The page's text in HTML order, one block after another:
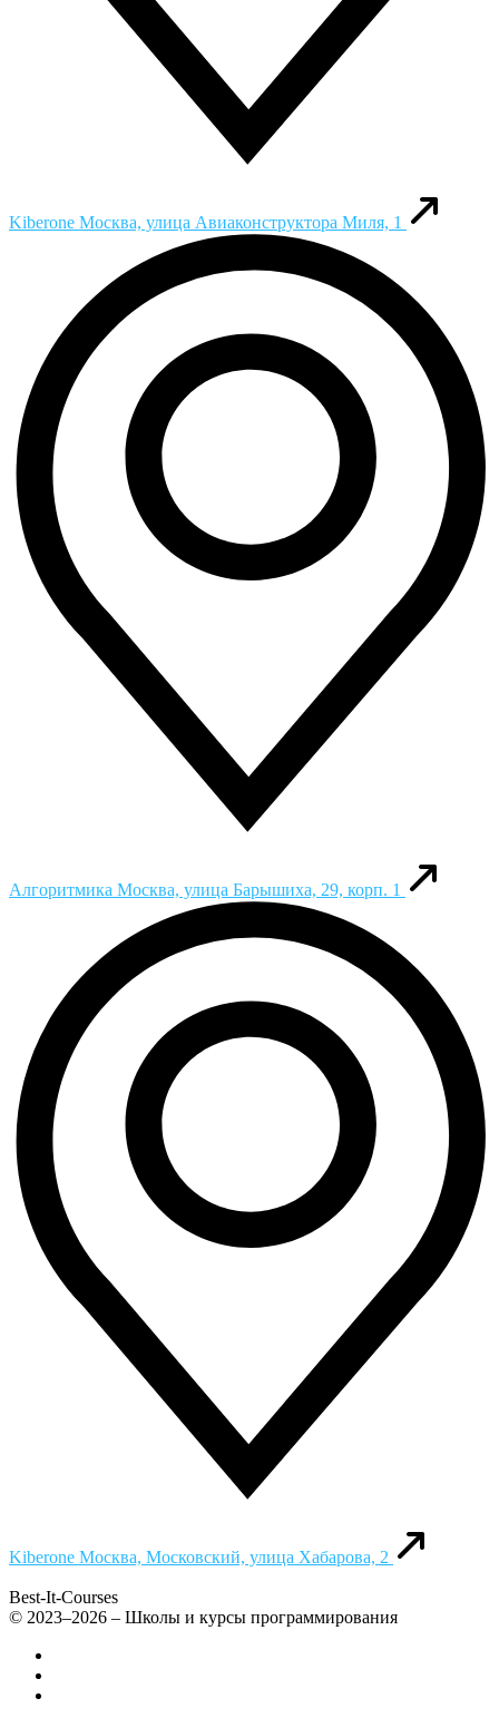
Kiberone Москва, улица Авиаконструктора Миля, 1
Алгоритмика Москва, улица Барышиха, 29, корп. 1
Kiberone Москва, Московский, улица Хабарова, 2
Best-It-Courses
© 2023–2026 – Школы и курсы программирования